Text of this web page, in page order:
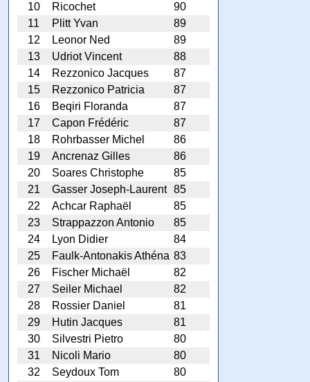
10
Ricochet
90
11
Plitt Yvan
89
12
Leonor Ned
89
13
Udriot Vincent
88
14
Rezzonico Jacques
87
15
Rezzonico Patricia
87
16
Beqiri Floranda
87
17
Capon Frédéric
87
18
Rohrbasser Michel
86
19
Ancrenaz Gilles
86
20
Soares Christophe
85
21
Gasser Joseph-Laurent 85
22
Achcar Raphaël
85
23
Strappazzon Antonio
85
24
Lyon Didier
84
25
Faulk-Antonakis Athéna 83
26
Fischer Michaël
82
27
Seiler Michael
82
28
Rossier Daniel
81
29
Hutin Jacques
81
30
Silvestri Pietro
80
31
Nicoli Mario
80
32
Seydoux Tom
80